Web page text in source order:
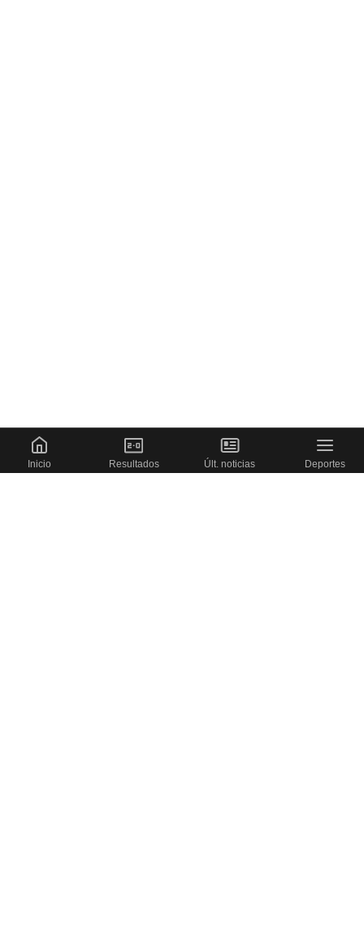
Inicio Resultados Últ. noticias Deportes